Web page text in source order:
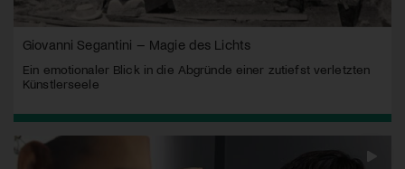
Giovanni Segantini – Magie des Lichts
Ein emotionaler Blick in die Abgründe einer zutiefst verletzten
Künstlerseele